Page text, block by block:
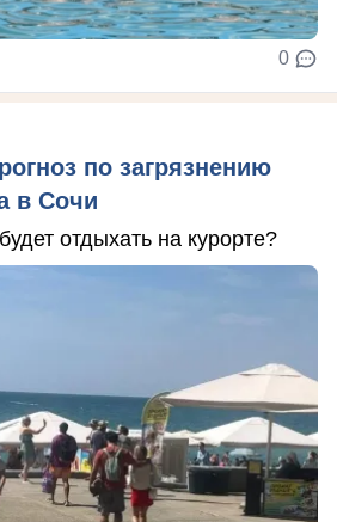
0
по загрязнению
в Сочи
отдыхать на курорте?